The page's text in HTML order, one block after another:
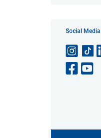
Social Media